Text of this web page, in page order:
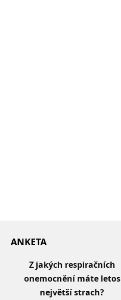
ANKETA
Z jakých respiračních
onemocnění máte letos
největší strach?